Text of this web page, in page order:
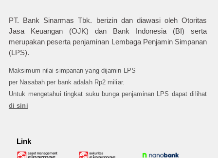
PT. Bank Sinarmas Tbk. berizin dan diawasi oleh Otoritas
Jasa Keuangan (OJK) dan Bank Indonesia (BI) serta
merupakan peserta penjaminan Lembaga Penjamin Simpanan
(LPS).
Maksimum nilai simpanan yang dijamin LPS
per Nasabah per bank adalah Rp2 miliar.
Untuk mengetahui tingkat suku bunga penjaminan LPS dapat dilihat
di sini
Link